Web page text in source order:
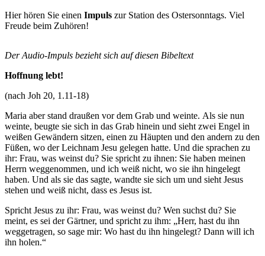
Hier hören Sie einen Impuls zur Station des Ostersonntags. Viel
Freude beim Zuhören!
Der Audio-Impuls bezieht sich auf diesen Bibeltext
Hoffnung lebt!
(nach Joh 20, 1.11-18)
Maria aber stand draußen vor dem Grab und weinte. Als sie nun
weinte, beugte sie sich in das Grab hinein und sieht zwei Engel in
weißen Gewändern sitzen, einen zu Häupten und den andern zu den
Füßen, wo der Leichnam Jesu gelegen hatte. Und die sprachen zu
ihr: Frau, was weinst du? Sie spricht zu ihnen: Sie haben meinen
Herrn weggenommen, und ich weiß nicht, wo sie ihn hingelegt
haben. Und als sie das sagte, wandte sie sich um und sieht Jesus
stehen und weiß nicht, dass es Jesus ist.
Spricht Jesus zu ihr: Frau, was weinst du? Wen suchst du? Sie
meint, es sei der Gärtner, und spricht zu ihm: „Herr, hast du ihn
weggetragen, so sage mir: Wo hast du ihn hingelegt? Dann will ich
ihn holen.“